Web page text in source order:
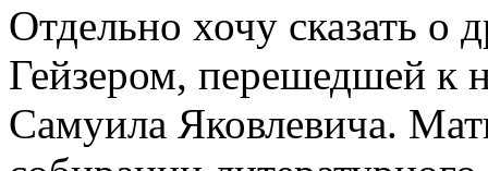
Отдельно хочу сказать о
Гейзером, перешедшей к
Самуила Яковлевича.